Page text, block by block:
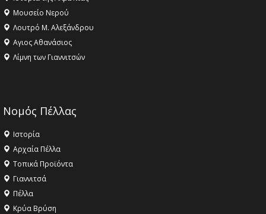
Μουσείο Νερού
Λουτρό Μ. Αλεξάνδρου
Αγιος Αθανάσιος
Λίμνη των Γιαννιτσών
Νομός Πέλλας
Ιστορία
Αρχαία Πέλλα
Τοπικά Προϊόντα
Γιαννιτσά
Πέλλα
Κρύα Βρύση